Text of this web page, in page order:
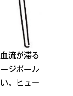
流が滞る
ジボール
。ヒュー